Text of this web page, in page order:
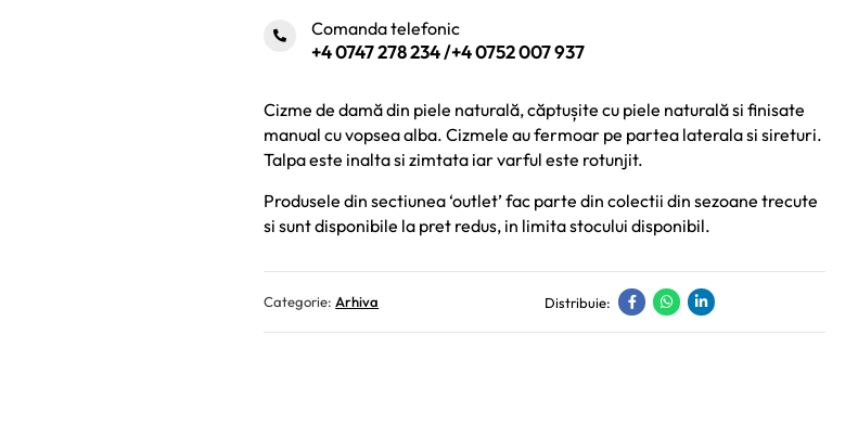
Comanda telefonic
+4 0747 278 234/+4 0752 007 937
Cizme de damă din piele naturală, căptușite cu piele naturală si finisate
manual cu vopsea alba. Cizmele au fermoar pe partea laterala si sireturi.
Talpa este inalta si zimtata iar varful este rotunjit.
Produsele din sectiunea ‘outlet’ fac parte din colectii din sezoane trecute
si sunt disponibile la pret redus, in limita stocului disponibil.
Categorie: Arhiva Distribuie: